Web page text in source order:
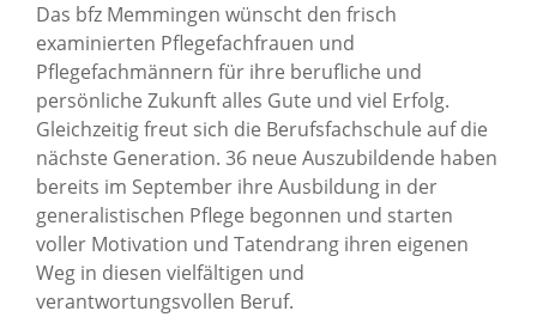
Das bfz Memmingen wünscht den frisch
examinierten Pflegefachfrauen und
Pflegefachmännern für ihre berufliche und
persönliche Zukunft alles Gute und viel Erfolg.
Gleichzeitig freut sich die Berufsfachschule auf die
nächste Generation. 36 neue Auszubildende haben
bereits im September ihre Ausbildung in der
generalistischen Pflege begonnen und starten
voller Motivation und Tatendrang ihren eigenen
Weg in diesen vielfältigen und
verantwortungsvollen Beruf.